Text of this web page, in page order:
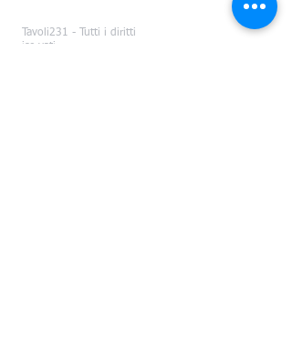
Tavoli231 - Tutti i diritti
riservati